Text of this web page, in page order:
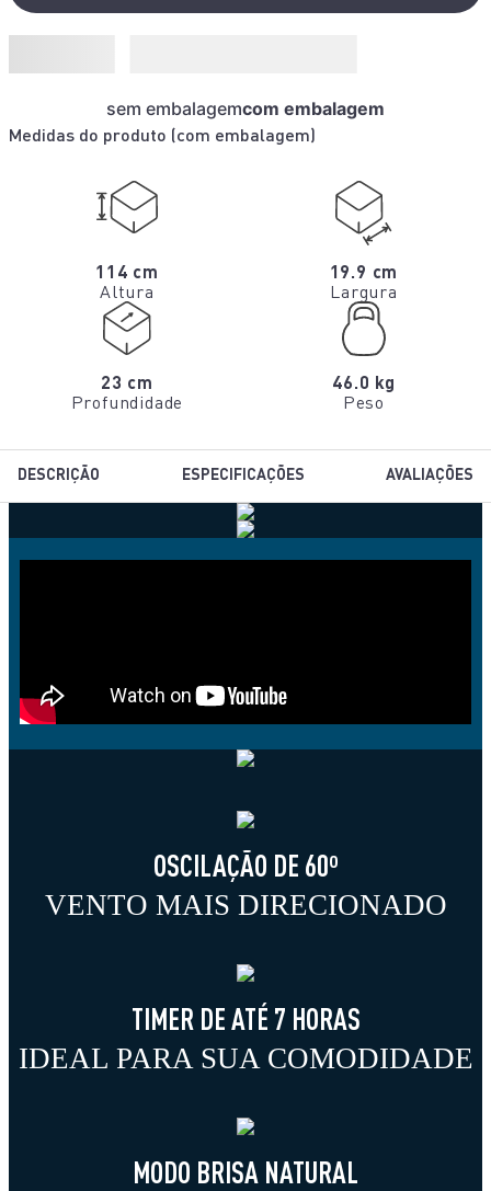
Medidas do produto (com embalagem)
sem embalagemcom embalagem
114 cm
Altura
19.9 cm
Largura
23 cm
Profundidade
46.0 kg
Peso
DESCRIÇÃO ESPECIFICAÇÕES AVALIAÇÕES
OSCILAÇÃO DE 60º
VENTO MAIS DIRECIONADO
TIMER DE ATÉ 7 HORAS
IDEAL PARA SUA COMODIDADE
MODO BRISA NATURAL